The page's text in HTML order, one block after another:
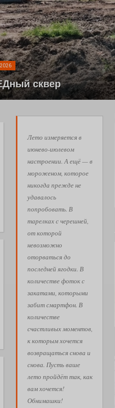
сквер
Лето измеряется в
июнево-июлевом
настроении. А ещё — в
мороженом, которое
никогда прежде не
удавалось
попробовать. В
тарелках с черешней,
от которой
невозможно
оторваться до
последней ягодки. В
количестве фоток с
закатами, которыми
забит смартфон. В
количестве
счастливых моментов,
к которым хочется
возвращаться снова и
снова. Пусть ваше
лето пройдёт так, как
вам хочется!
Обнимашки!